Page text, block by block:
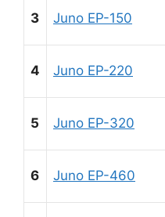
3 Juno EP-150
4 Juno EP-220
5 Juno EP-320
6 Juno EP-460